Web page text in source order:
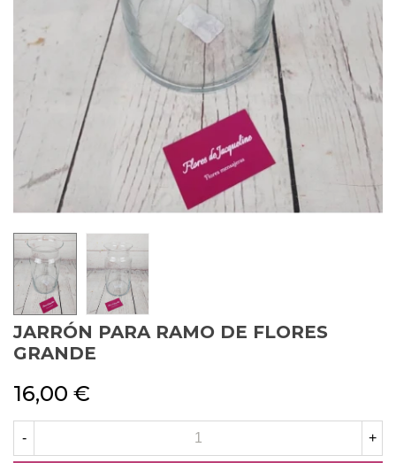
JARRÓN PARA RAMO DE FLORES
GRANDE
16,00 €
- +